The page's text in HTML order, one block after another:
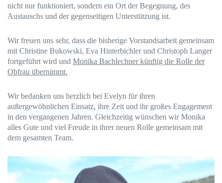
nicht nur funktioniert, sondern ein Ort der Begegnung, des
Austauschs und der gegenseitigen Unterstützung ist.
Wir freuen uns sehr, dass die bisherige Vorstandsarbeit gemeinsam
mit Christine Bukowski, Eva Hinterbichler und Christoph Langer
fortgeführt wird und Monika Bachlechner künftig die Rolle der
Obfrau übernimmt.
Wir bedanken uns herzlich bei Evelyn für ihren
außergewöhnlichen Einsatz, ihre Zeit und ihr großes Engagement
in den vergangenen Jahren. Gleichzeitig wünschen wir Monika
alles Gute und viel Freude in ihrer neuen Rolle gemeinsam mit
dem gesamten Team.